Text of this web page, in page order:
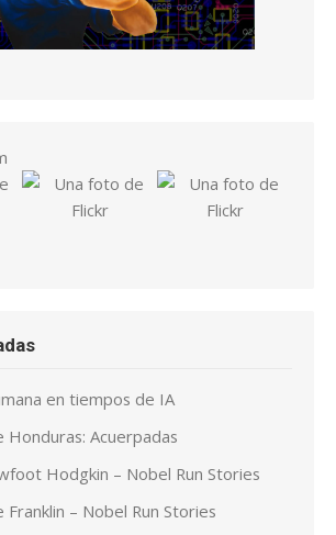
en tiempos de IA
Honduras: Acuerpadas
Hodgkin – Nobel Run Stories
Franklin – Nobel Run Stories